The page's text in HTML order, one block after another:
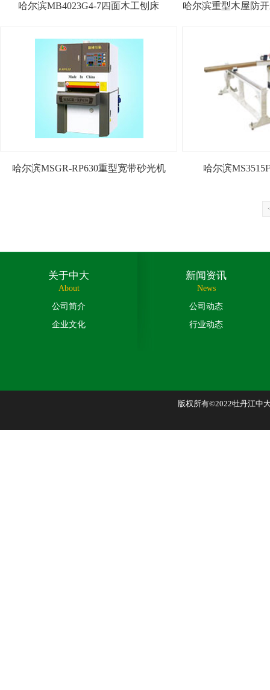
哈尔滨MB4023G4-7四面木工刨床
哈尔滨重型木屋防
哈尔滨MSGR-RP630重型宽带砂光机 哈尔滨
关于中大
About
公司简介
企业文化
新闻资讯
News
公司动态
行业动态
版权所有©2022牡丹江中